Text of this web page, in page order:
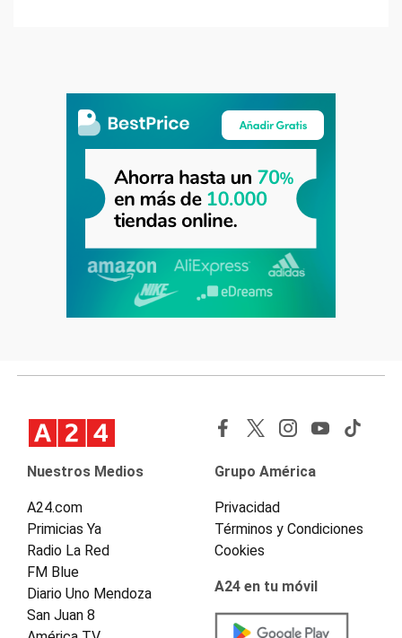
Nuestros Medios
A24.com
Primicias Ya
Radio La Red
FM Blue
Diario Uno Mendoza
San Juan 8
Grupo América
Privacidad
Términos y Condiciones
Cookies
A24 en tu móvil